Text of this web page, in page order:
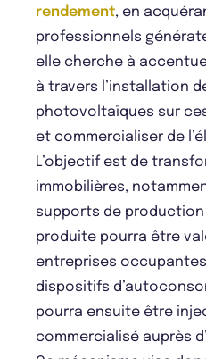
rendement, en
professionnels
elle cherche à
à travers l’installation
photovoltaïques sur
et commercialiser de
L’objectif est de
immobilières,
supports de production
produite pourra être
entreprises
dispositifs
pourra ensuite être
commercialisé auprès